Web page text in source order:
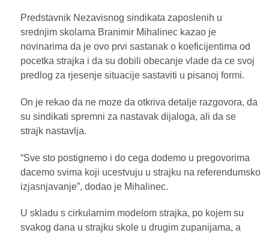
Predstavnik Nezavisnog sindikata zaposlenih u
srednjim skolama Branimir Mihalinec kazao je
novinarima da je ovo prvi sastanak o koeficijentima od
pocetka strajka i da su dobili obecanje vlade da ce svoj
predlog za rjesenje situacije sastaviti u pisanoj formi.
On je rekao da ne moze da otkriva detalje razgovora, da
su sindikati spremni za nastavak dijaloga, ali da se
strajk nastavlja.
“Sve sto postignemo i do cega dodemo u pregovorima
dacemo svima koji ucestvuju u strajku na referendumsko
izjasnjavanje”, dodao je Mihalinec.
U skladu s cirkularnim modelom strajka, po kojem su
svakog dana u strajku skole u drugim zupanijama, a